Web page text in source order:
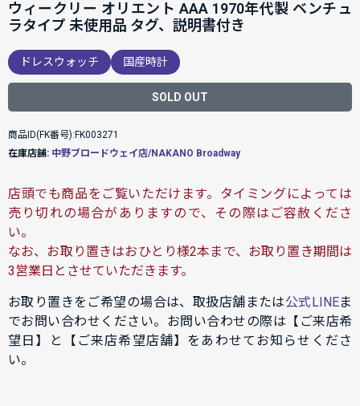
ウィークリー オリエント AAA 1970年代製 ベンチュ
ラタイプ 未使用品 タグ、説明書付き
ドレスウォッチ 国産時計
SOLD OUT
商品ID(FK番号):FK003271
在庫店舗: 中野ブロードウェイ店/NAKANO Broadway
店頭でも商品をご覧いただけます。タイミングによっては
売り切れの場合がありますので、その際はご容赦くださ
い。
なお、お取り置きはおひとり様2本まで、お取り置き期間は
3営業日とさせていただきます。
お取り置きをご希望の場合は、取扱店舗または公式LINEま
でお問い合わせください。お問い合わせの際は【ご来店希
望日】と【ご来店希望店舗】をあわせてお知らせくださ
い。